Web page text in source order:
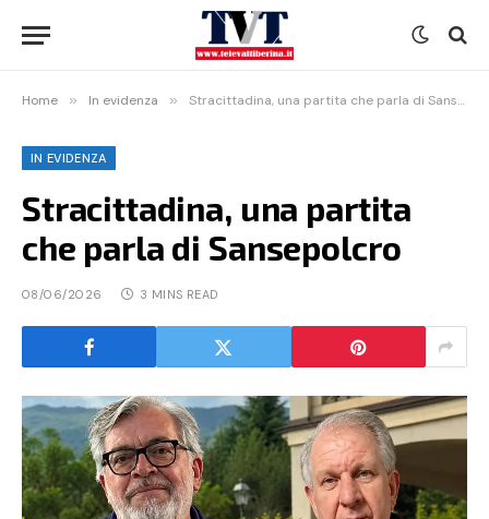
Home » In evidenza » Stracittadina, una partita che parla di Sansepolcro
IN EVIDENZA
Stracittadina, una partita
che parla di Sansepolcro
08/06/2026 3 MINS READ